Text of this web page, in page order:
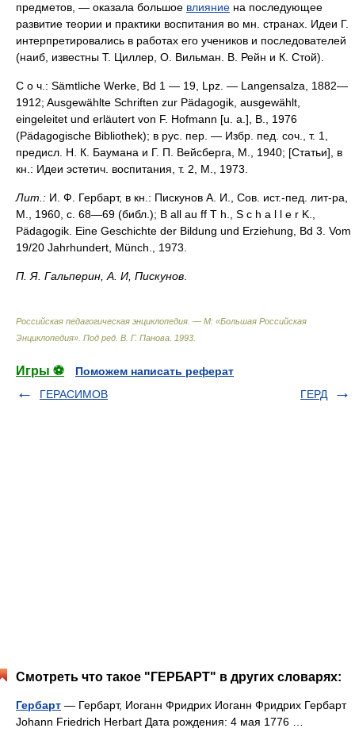
предметов, — оказала большое влияние на последующее
развитие теории и практики воспитания во мн. странах. Идеи Г.
интерпретировались в работах его учеников и последователей
(наиб, известны Т. Циллер, О. Вильман. В. Рейн и К. Стой).
С о ч.: Sämtliche Werke, Bd 1 — 19, Lpz. — Langensalza, 1882—
1912; Ausgewählte Schriften zur Pädagogik, ausgewählt,
eingeleitet und erläutert von F. Hofmann [u. а.], В., 1976
(Pädagogische Bibliothek); в рус. пер. — Избр. пед. соч., т. 1,
предисл. Н. К. Баумана и Г. П. Вейсберга, М., 1940; [Статьи], в
кн.: Идеи эстетич. воспитания, т. 2, М., 1973.
Лит.: И. Ф. Гербарт, в кн.: Пискунов А. И., Сов. ист.-пед. лит-ра,
М., 1960, с. 68—69 (библ.); В all au ff T h., S с h а l l e r K.,
Pädagogik. Eine Geschichte der Bildung und Erziehung, Bd 3. Vom
19/20 Jahrhundert, Münch., 1973.
П. Я. Гальперин, А. И, Пискунов
Российская педагогическая энциклопедия. — М: «Большая Российская
Энциклопедия» Под ред. В. Г. Панова 1993
Игры ⚽
Поможем написать реферат
ГЕРАСИМОВ
ГЕРД
Смотреть что такое "ГЕРБАРТ" в других словарях:
Гербарт — Гербарт, Иоганн Фридрих Иоганн Фридрих Гербарт
Johann Friedrich Herbart Дата рождения: 4 мая 1776 …